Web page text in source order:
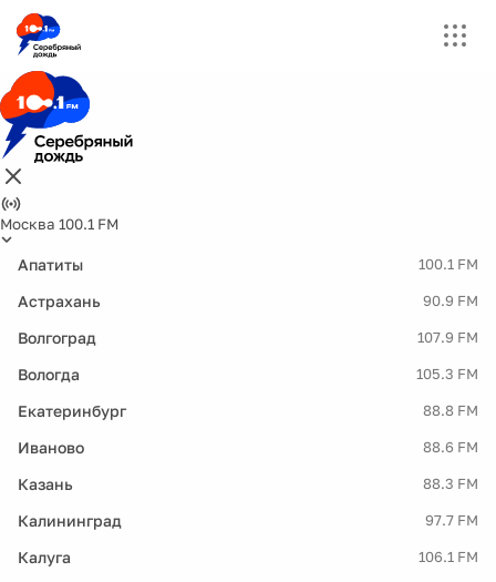
Москва 100.1 FM
Апатиты 100.1 FM
Астрахань 90.9 FM
Волгоград 107.9 FM
Вологда 105.3 FM
Екатеринбург 88.8 FM
Иваново 88.6 FM
Казань 88.3 FM
Калининград 97.7 FM
Калуга 106.1 FM